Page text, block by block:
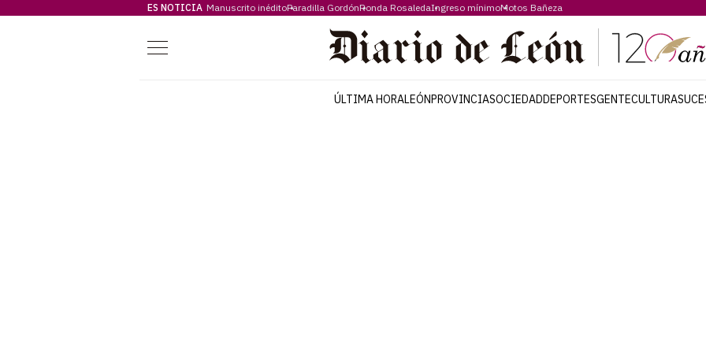
ES NOTICIA Manuscrito inéditoParadilla GordónRonda RosaledaIngreso mínimoMotos Bañeza
Menú
ÚLTIMA HORALEÓNPROVINCIASOCIEDADDEPORTESGENTECULTURA